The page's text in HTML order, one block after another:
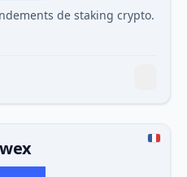
de staking crypto.